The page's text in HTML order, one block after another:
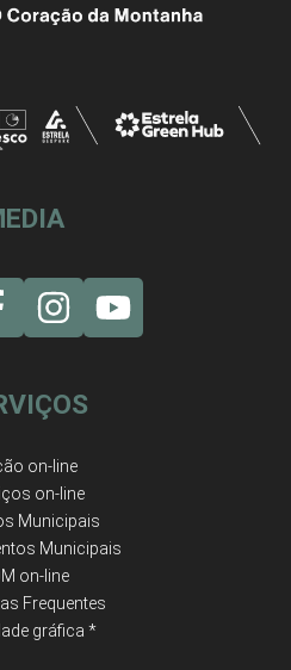
on-line
on-line
Municipais
Municipais
on-line
Frequentes
gráfica *